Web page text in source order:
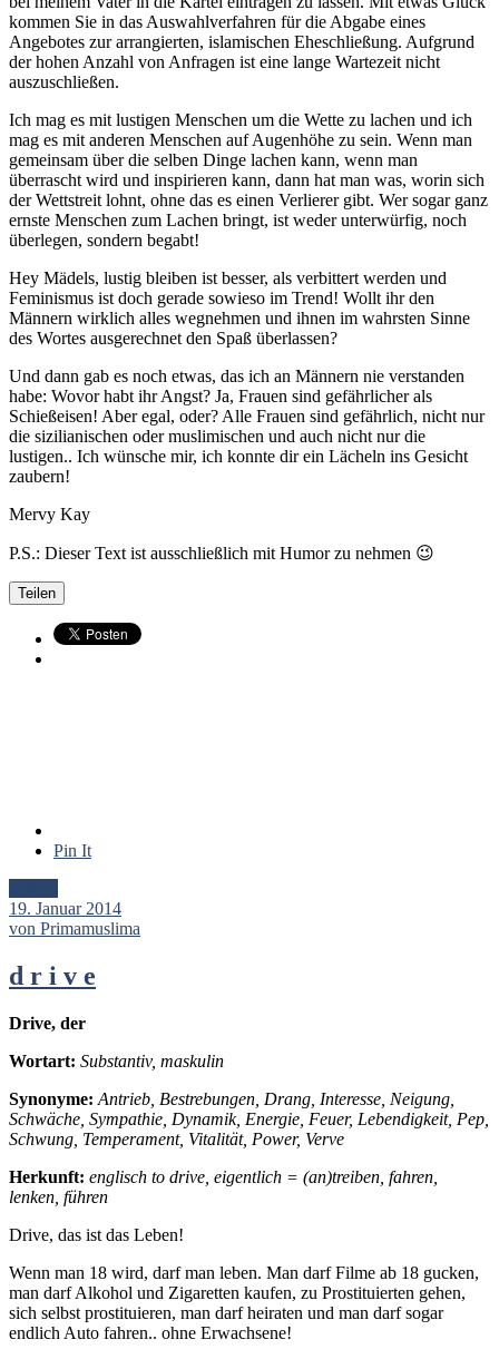
kommen Sie in das Auswahlverfahren für die Abgabe eines
Angebotes zur arrangierten, islamischen Eheschließung. Aufgrund
der hohen Anzahl von Anfragen ist eine lange Wartezeit nicht
auszuschließen.
Ich mag es mit lustigen Menschen um die Wette zu lachen und ich
mag es mit anderen Menschen auf Augenhöhe zu sein. Wenn man
gemeinsam über die selben Dinge lachen kann, wenn man
überrascht wird und inspirieren kann, dann hat man was, worin sich
der Wettstreit lohnt, ohne das es einen Verlierer gibt. Wer sogar ganz
ernste Menschen zum Lachen bringt, ist weder unterwürfig, noch
überlegen, sondern begabt!
Hey Mädels, lustig bleiben ist besser, als verbittert werden und
Feminismus ist doch gerade sowieso im Trend! Wollt ihr den
Männern wirklich alles wegnehmen und ihnen im wahrsten Sinne
des Wortes ausgerechnet den Spaß überlassen?
Und dann gab es noch etwas, das ich an Männern nie verstanden
habe: Wovor habt ihr Angst? Ja, Frauen sind gefährlicher als
Schießeisen! Aber egal, oder? Alle Frauen sind gefährlich, nicht nur
die sizilianischen oder muslimischen und auch nicht nur die
lustigen.. Ich wünsche mir, ich konnte dir ein Lächeln ins Gesicht
zaubern!
Mervy Kay
P.S.: Dieser Text ist ausschließlich mit Humor zu nehmen 😉
Teilen
Pin It
19. Januar 2014
von Primamuslima
d r i v e
Drive, der
Wortart: Substantiv, maskulin
Synonyme: Antrieb, Bestrebungen, Drang, Interesse, Neigung,
Schwäche, Sympathie, Dynamik, Energie, Feuer, Lebendigkeit, Pep,
Schwung, Temperament, Vitalität, Power, Verve
Herkunft: englisch to drive, eigentlich = (an)treiben, fahren,
lenken, führen
Drive, das ist das Leben!
Wenn man 18 wird, darf man leben. Man darf Filme ab 18 gucken,
man darf Alkohol und Zigaretten kaufen, zu Prostituierten gehen,
sich selbst prostituieren, man darf heiraten und man darf sogar
endlich Auto fahren.. ohne Erwachsene!